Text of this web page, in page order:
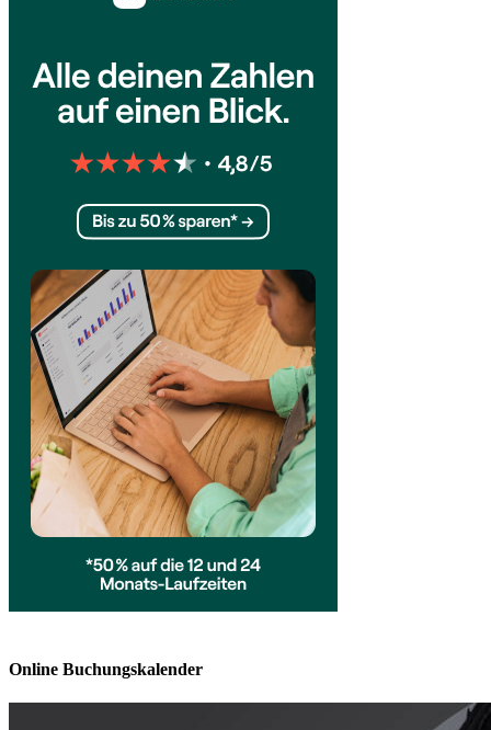
Online Buchungskalender